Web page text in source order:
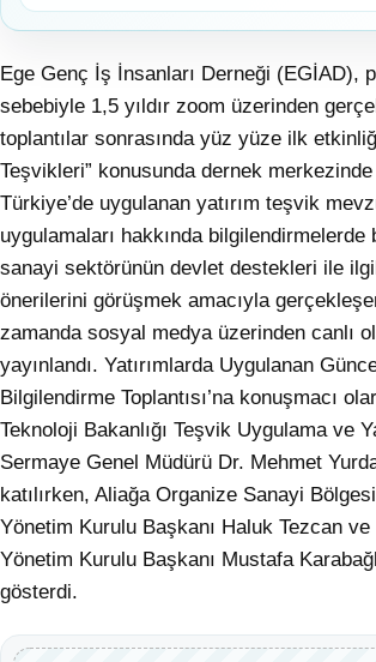
Ege Genç İş İnsanları Derneği (EGİAD),
sebebiyle 1,5 yıldır zoom üzerinden
toplantılar sonrasında yüz yüze ilk
Teşvikleri” konusunda dernek
Türkiye’de uygulanan yatırım teşvik
uygulamaları hakkında bilgilendirmelerde
sanayi sektörünün devlet destekleri ile
önerilerini görüşmek amacıyla
zamanda sosyal medya üzerinden canlı
yayınlandı. Yatırımlarda Uygulanan
Bilgilendirme Toplantısı’na konuşmacı
Teknoloji Bakanlığı Teşvik Uygulama ve
Sermaye Genel Müdürü Dr. Mehmet
katılırken, Aliağa Organize Sanayi
Yönetim Kurulu Başkanı Haluk Tezcan ve
Yönetim Kurulu Başkanı Mustafa
gösterdi.